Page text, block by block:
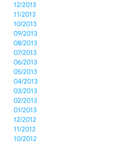
12/2013
11/2013
10/2013
09/2013
08/2013
07/2013
06/2013
05/2013
04/2013
03/2013
02/2013
01/2013
12/2012
11/2012
10/2012